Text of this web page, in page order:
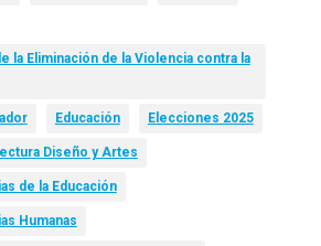
la Eliminación de la Violencia contra la
Educación Elecciones 2025
Diseño y Artes
de la Educación
Humanas